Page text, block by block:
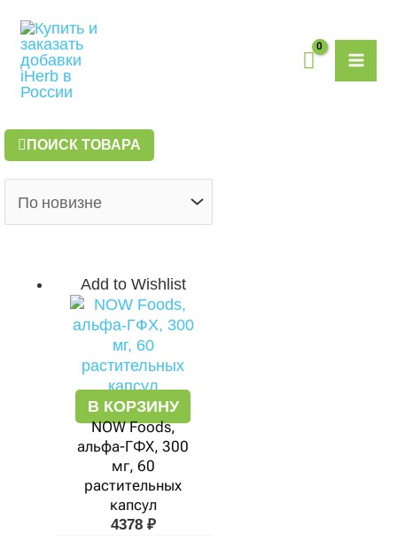
содержимому
ПОИСК ТОВАРА
Add to Wishlist
В КОРЗИНУ
NOW Foods,
альфа-ГФХ, 300
мг, 60
растительных
капсул
4378 ₽